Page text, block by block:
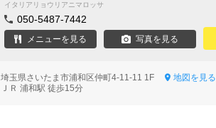
イタリアリョウリアニマロッサ
050-5487-7442
メニューを見る 写真を見る
埼玉県さいたま市浦和区仲町4-11-11 1F
地図を見る
ＪＲ 浦和駅 徒歩15分